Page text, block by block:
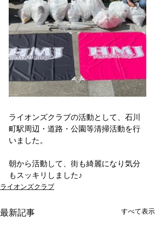
ライオンズクラブの活動として、石川
町駅周辺・道路・公園等清掃活動を行
いました。
朝から活動して、街も綺麗になり気分
もスッキリしました♪
ライオンズクラブ
最新記事 すべて表示